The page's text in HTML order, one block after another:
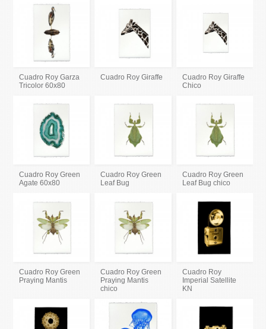
Cuadro Roy Garza
Tricolor 60x80
Cuadro Roy Giraffe
Cuadro Roy Giraffe
Chico
Cuadro Roy Green
Agate 60x80
Cuadro Roy Green
Leaf Bug
Cuadro Roy Green
Leaf Bug chico
Cuadro Roy Green
Praying Mantis
Cuadro Roy Green
Praying Mantis
chico
Cuadro Roy
Imperial Satellite
KN